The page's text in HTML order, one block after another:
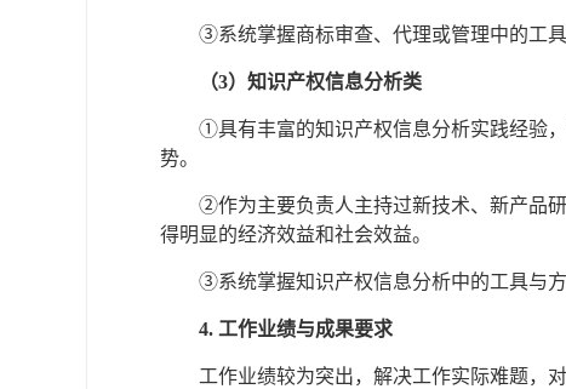
③系统掌握商标审查、代理或管理中的工
（3）知识产权信息分析类
①具有丰富的知识产权信息分析实践经验
势。
②作为主要负责人主持过新技术、新产品
得明显的经济效益和社会效益。
③系统掌握知识产权信息分析中的工具与
4. 工作业绩与成果要求
工作业绩较为突出，解决工作实际难题，